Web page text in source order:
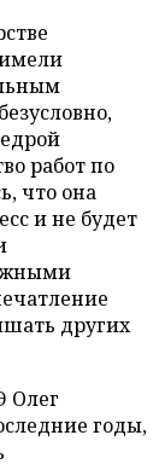
работ по
что она
и не будет
других
Олег
годы,